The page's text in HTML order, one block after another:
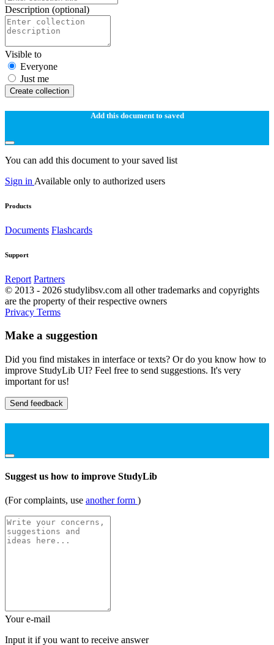
Description (optional)
Visible to
Everyone
Just me
Create collection
Add this document to saved
You can add this document to your saved list
Sign in Available only to authorized users
Products
Documents Flashcards
Support
Report Partners
© 2013 - 2026 studylibsv.com all other trademarks and copyrights
are the property of their respective owners
Privacy Terms
Make a suggestion
Did you find mistakes in interface or texts? Or do you know how to
improve StudyLib UI? Feel free to send suggestions. It's very
important for us!
Send feedback
Suggest us how to improve StudyLib
(For complaints, use another form )
Your e-mail
Input it if you want to receive answer